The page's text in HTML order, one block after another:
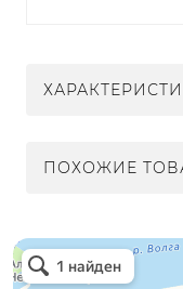
ПОХОЖИЕ
Электрон
Светильники в Нижнем
Электротехническая